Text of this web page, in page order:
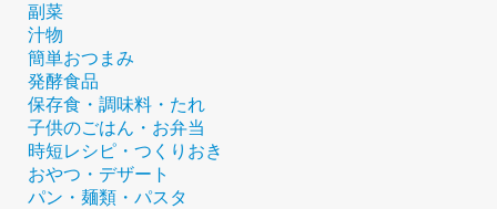
副菜
汁物
簡単おつまみ
発酵食品
保存食・調味料・たれ
子供のごはん・お弁当
時短レシピ・つくりおき
おやつ・デザート
パン・麺類・パスタ